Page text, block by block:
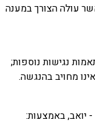
עולה הצורך במענה
יואב, באמצעות: